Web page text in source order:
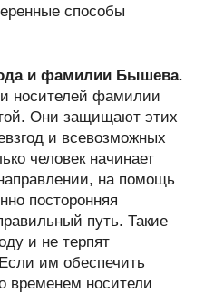
способы
и фамилии Бышева.
носителей фамилии
Они защищают этих
и всевозможных
человек начинает
на помощь
посторонняя
путь. Такие
и не терпят
им обеспечить
временем носители